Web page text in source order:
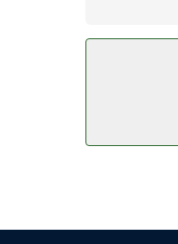
Du tilbys
Som
inkludert.